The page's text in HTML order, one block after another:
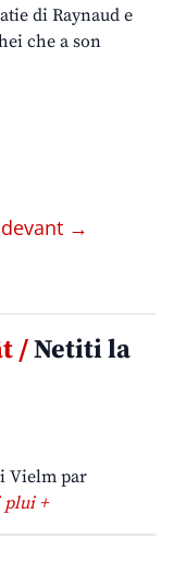
di Raynaud e
che a son
→
/Netiti la
Vielm par
+